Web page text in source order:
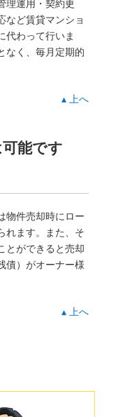
理運用・契約更
など賃貸マンショ
代わって行いま
なく、毎月定期的
▴ 上へ
能です
物件売却時にロー
れます。また、そ
とができると売却
債）がオーナー様
▴ 上へ